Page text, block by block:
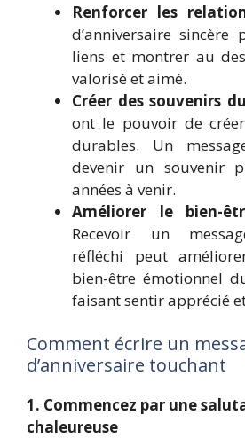
Renforcer les
d’anniversaire sincère
liens et montrer au
valorisé et aimé.
Créer des souvenirs
ont le pouvoir de
durables. Un
devenir un souvenir
années à venir.
Améliorer le bien-
Recevoir un
réfléchi peut
bien-être émotionnel
faisant sentir apprécié
Comment écrire un
d’anniversaire touchant
1. Commencez par une
chaleureuse